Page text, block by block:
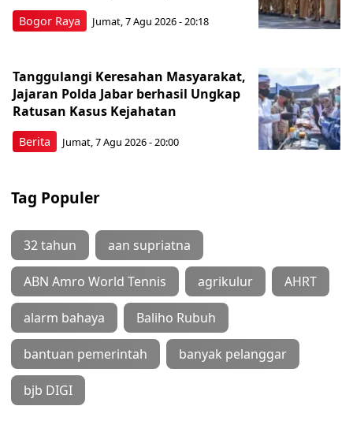
Bogor Raya Jumat, 7 Agu 2026 - 20:18
Berita
Tanggulangi Keresahan Masyarakat,
Jajaran Polda Jabar berhasil Ungkap
Ratusan Kasus Kejahatan
Jumat, 7 Agu 2026 - 20:00
Tag Populer
32 tahun aan supriatna
ABN Amro World Tennis agrikulur AHRT
alarm bahaya Baliho Rubuh
bantuan pemerintah banyak pelanggar
bjb DIGI